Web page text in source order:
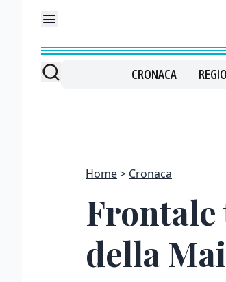
CRONACA
Home Cronaca
Frontale
della